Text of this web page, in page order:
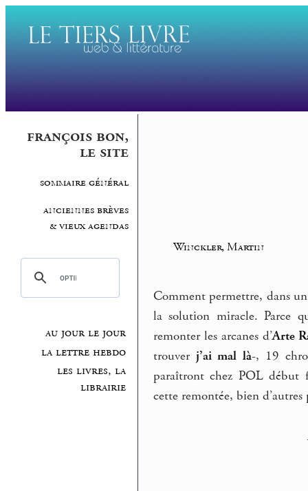
françois bon,
le site
sommaire général
anciennes brèves
& vieux agendas
au jour le jour
la lettre hebdo
les livres, la
librairie
Winckler, Martin
Comment permettre, dans un
la solution miracle. Parce
remonter les arcanes d’Arte
trouver j’ai mal là-, 19
paraîtront chez POL début
cette remontée, bien d’autres